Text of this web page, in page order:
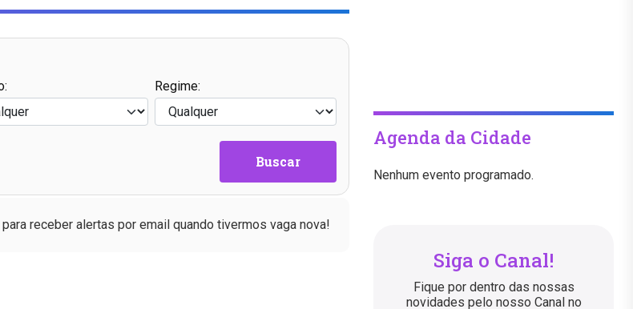
Regime:
Buscar
receber alertas por email quando tivermos vaga nova!
Agenda da Cidade
Nenhum evento programado.
Siga o Canal!
Fique por dentro das nossas
novidades pelo nosso Canal no